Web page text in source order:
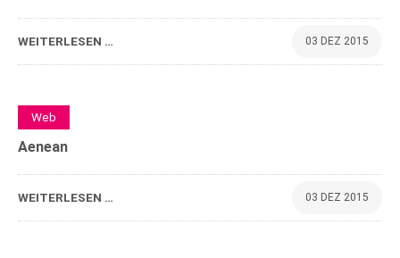
WEITERLESEN … 03 DEZ 2015
0Web
Aenean
WEITERLESEN … 03 DEZ 2015